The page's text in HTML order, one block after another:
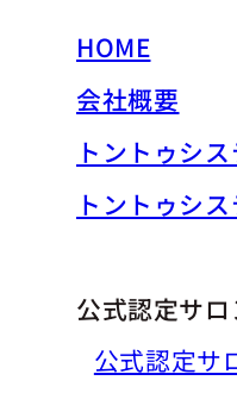
HOME
会社概要
トントゥシ
トントゥシ
公式認定サロ
公式認定サ